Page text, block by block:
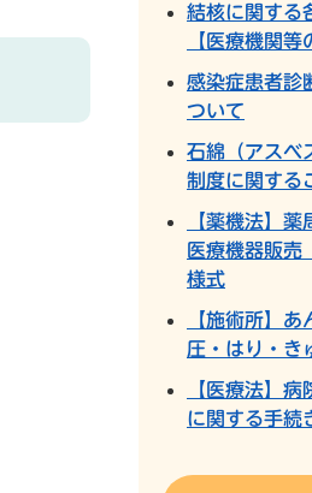
結核に関する
【医療機関等
感染症患者診
ついて
石綿（アスベ
制度に関する
【薬機法】薬
医療機器販売
様式
【施術所】
圧・はり・き
【医療法】
に関する手続